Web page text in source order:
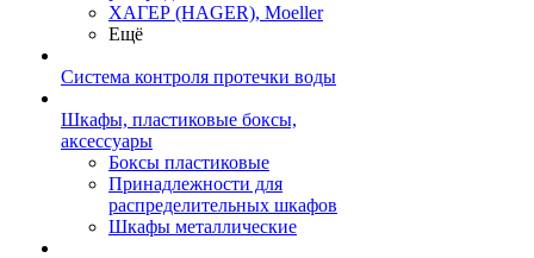
ХАГЕР (HAGER), Moeller
Ещё
Система контроля протечки воды
Шкафы, пластиковые боксы,
аксессуары
Боксы пластиковые
Принадлежности для
распределительных шкафов
Шкафы металлические